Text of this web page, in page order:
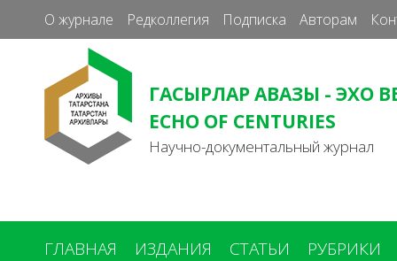
О журнале Редколлегия Подписка Авторам
ГАСЫРЛАР АВАЗЫ - ЭХО
ECHO OF CENTURIES
Научно-документальный журнал
ГЛАВНАЯ ИЗДАНИЯ СТАТЬИ РУБРИКИ